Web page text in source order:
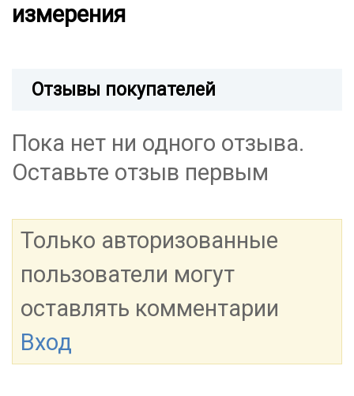
измерения
Отзывы покупателей
Пока нет ни одного отзыва.
Оставьте отзыв первым
Только авторизованные
пользователи могут
оставлять комментарии
Вход